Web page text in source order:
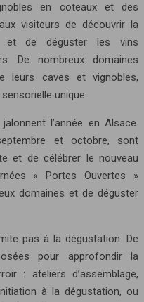
en coteaux et des
visiteurs de découvrir la
et de déguster les vins
De nombreux domaines
leurs caves et vignobles,
unique.
l’année en Alsace.
et octobre, sont
et de célébrer le nouveau
« Portes Ouvertes »
domaines et de déguster
pas à la dégustation. De
pour approfondir la
: ateliers d’assemblage,
à la dégustation, ou